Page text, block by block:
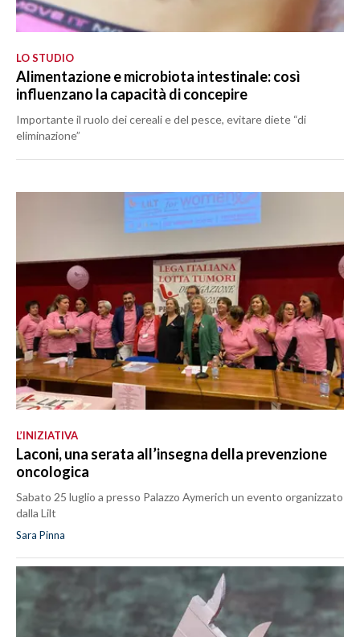
LO STUDIO
Alimentazione e microbiota intestinale: così
influenzano la capacità di concepire
Importante il ruolo dei cereali e del pesce, evitare diete “di
eliminazione”
L’INIZIATIVA
Laconi, una serata all’insegna della prevenzione
oncologica
Sabato 25 luglio a presso Palazzo Aymerich un evento organizzato
dalla Lilt
Sara Pinna